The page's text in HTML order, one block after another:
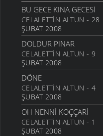
ÇAX ÇAX
ATASÖZLERI- 30 MAYIS
2007
İTİN AKSAĞI
ATASÖZLERI- 30 MAYIS
2007
YAĞ TULUMU
ATASÖZLERI- 30 MAYIS
2007
ÇAMURLU HAVA
ATASÖZLERI- 30 MAYIS
BU GECE KINA GECESI
CELALETTIN ALTUN - 28
ŞUBAT 2008
DOLDUR PINAR
CELALETTIN ALTUN - 9
ŞUBAT 2008
DÖNE
CELALETTIN ALTUN - 4
ŞUBAT 2008
OH NENNI KOÇÇARI
CELALETTIN ALTUN - 1
ŞUBAT 2008